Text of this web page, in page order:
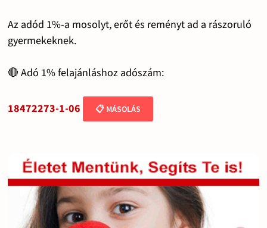
Az adód 1%-a mosolyt, erőt és reményt ad a rászoruló
gyermekeknek.
🔴 Adó 1% felajánláshoz adószám:
18472273-1-06 📋 MÁSOLÁS